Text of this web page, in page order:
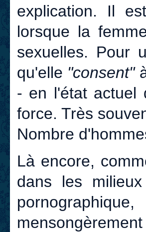
explication. Il
lorsque la
sexuelles. Pour
qu'elle "consent"
- en l'état actuel
force. Très
Nombre
Là encore,
dans les